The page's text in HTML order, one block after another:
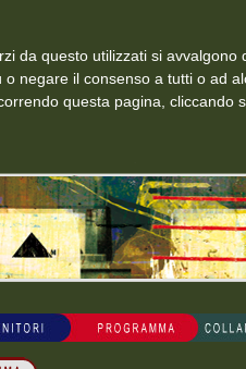
da questo utilizzati si
o negare il consenso a tutti o ad
questa pagina, cliccando